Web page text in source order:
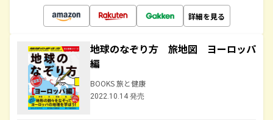
詳細を見る
地球のなぞり方 旅地図 ヨーロッパ
編
BOOKS 旅と健康
2022.10.14 発売